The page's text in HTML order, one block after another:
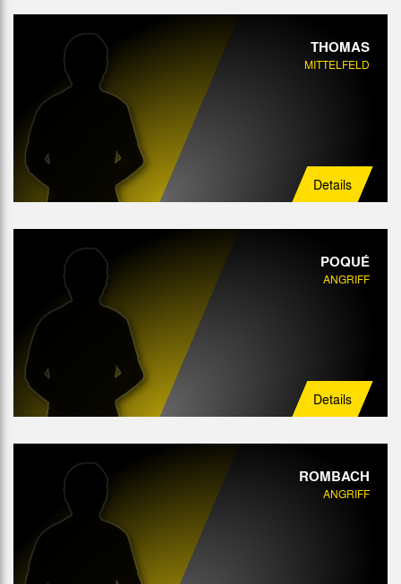
THOMAS
MITTELFELD
Details
POQUÉ
ANGRIFF
Details
ROMBACH
ANGRIFF